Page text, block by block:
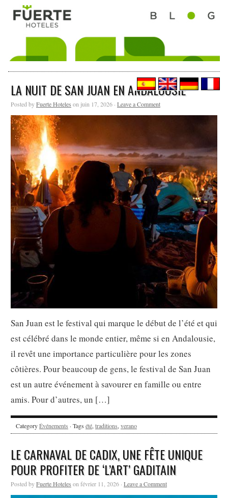
LA NUIT DE SAN JUAN EN ANDALOUSIE
Posted byFuerte Hoteles on juin 17, 2026 · Leave a Comment
San Juan est le festival qui marque le début de l’été et qui
est célébré dans le monde entier, même si en Andalousie,
il revêt une importance particulière pour les zones
côtières. Pour beaucoup de gens, le festival de San Juan
est un autre événement à savourer en famille ou entre
amis. Pour d’autres, un […]
CategoryÉvénements · Tags été, traditions, verano
LE CARNAVAL DE CADIX, UNE FÊTE UNIQUE
POUR PROFITER DE ‘L’ART’ GADITAIN
Posted byFuerte Hoteles on février 11, 2026 · Leave a Comment